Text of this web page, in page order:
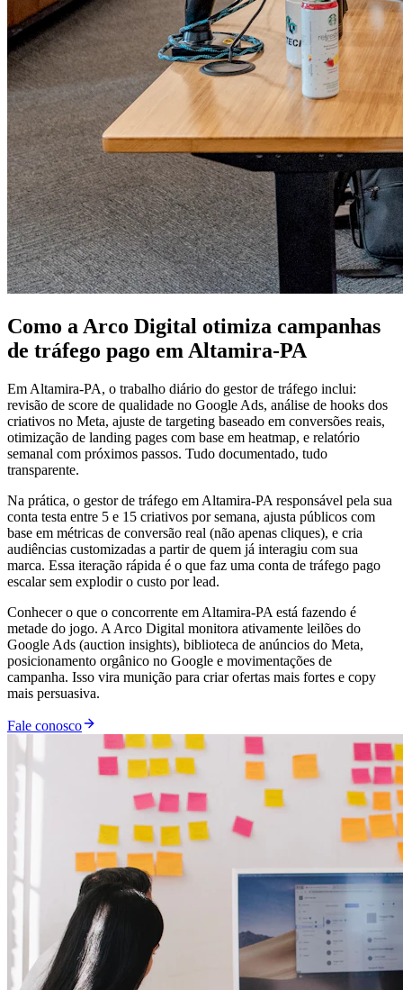
Como a Arco Digital otimiza campanhas
de tráfego pago em Altamira-PA
Em Altamira-PA, o trabalho diário do gestor de tráfego inclui:
revisão de score de qualidade no Google Ads, análise de hooks dos
criativos no Meta, ajuste de targeting baseado em conversões reais,
otimização de landing pages com base em heatmap, e relatório
semanal com próximos passos. Tudo documentado, tudo
transparente.
Na prática, o gestor de tráfego em Altamira-PA responsável pela sua
conta testa entre 5 e 15 criativos por semana, ajusta públicos com
base em métricas de conversão real (não apenas cliques), e cria
audiências customizadas a partir de quem já interagiu com sua
marca. Essa iteração rápida é o que faz uma conta de tráfego pago
escalar sem explodir o custo por lead.
Conhecer o que o concorrente em Altamira-PA está fazendo é
metade do jogo. A Arco Digital monitora ativamente leilões do
Google Ads (auction insights), biblioteca de anúncios do Meta,
posicionamento orgânico no Google e movimentações de
campanha. Isso vira munição para criar ofertas mais fortes e copy
mais persuasiva.
Fale conosco